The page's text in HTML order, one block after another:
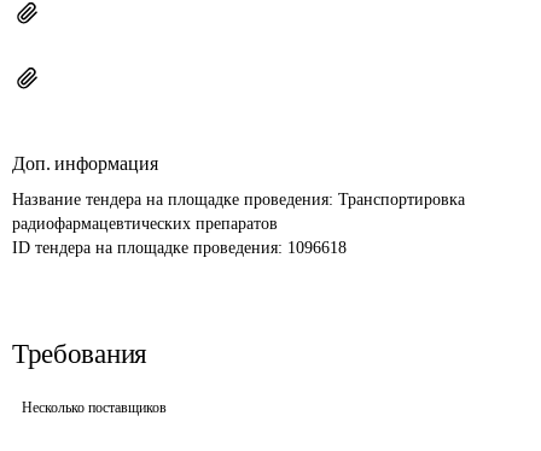
Доп. информация
Название тендера на площадке проведения: Транспортировка
радиофармацевтических препаратов
ID тендера на площадке проведения: 1096618
Требования
Несколько поставщиков